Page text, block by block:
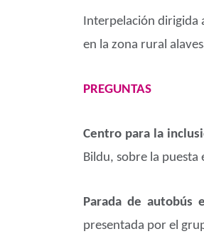
Interpelación
en la zona rural
PREGUNTAS
Centro para la
Bildu, sobre la puesta
Parada de autobús
presentada por el